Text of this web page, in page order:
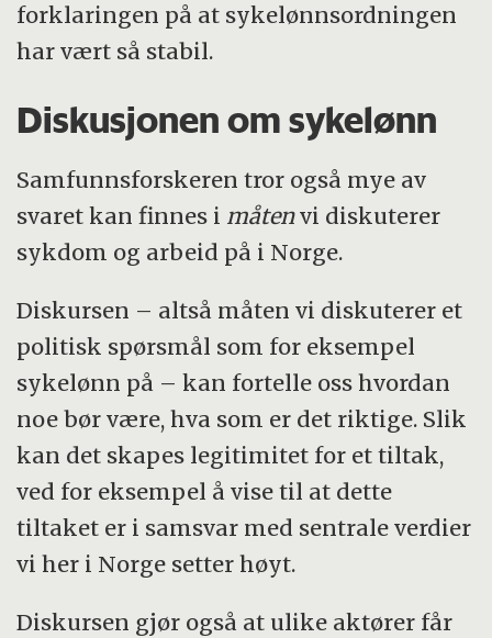
forklaringen på at sykelønnsordningen
har vært så stabil.
Diskusjonen om sykelønn
Samfunnsforskeren tror også mye av
svaret kan finnes i måtenvi diskuterer
sykdom og arbeid på i Norge.
Diskursen – altså måten vi diskuterer et
politisk spørsmål som for eksempel
sykelønn på – kan fortelle oss hvordan
noe bør være, hva som er det riktige. Slik
kan det skapes legitimitet for et tiltak,
ved for eksempel å vise til at dette
tiltaket er i samsvar med sentrale verdier
vi her i Norge setter høyt.
Diskursen gjør også at ulike aktører får